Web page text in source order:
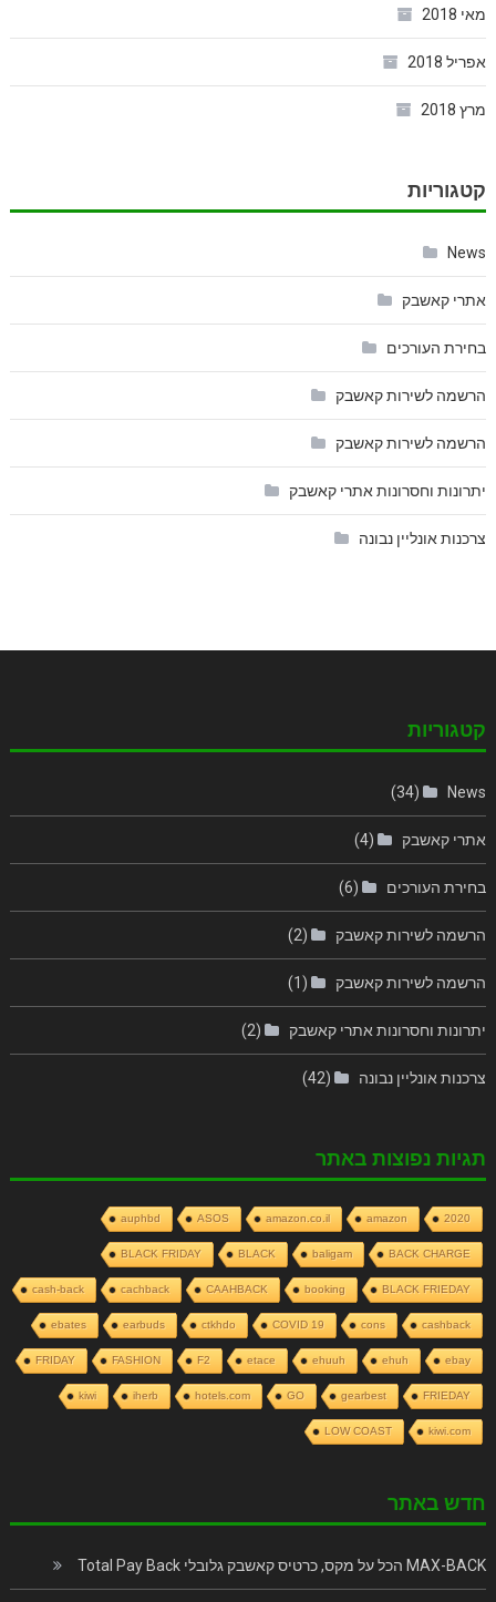
מאי 2018
אפריל 2018
מרץ 2018
קטגוריות
News
אתרי קאשבק
בחירת העורכים
הרשמה לשירות קאשבק
הרשמה לשירות קאשבק
יתרונות וחסרונות אתרי קאשבק
צרכנות אונליין נבונה
קטגוריות
News
(34)
אתרי קאשבק (4)
בחירת העורכים (6)
הרשמה לשירות קאשבק (2)
הרשמה לשירות קאשבק (1)
יתרונות וחסרונות אתרי קאשבק (2)
צרכנות אונליין נבונה (42)
תגיות נפוצות באתר
2020
amazon
amazon.co.il
ASOS
auphbd
BACK CHARGE
baligam
BLACK
BLACK FRIDAY
BLACK FRIEDAY
booking
CAAHBACK
cachback
cash-back
cashback
cons
COVID 19
ctkhdo
earbuds
ebates
ebay
ehuh
ehuuh
etace
F2
FASHION
FRIDAY
FRIEDAY
gearbest
GO
hotels.com
iherb
kiwi
kiwi.com
LOW COAST
חדש באתר
MAX-BACK הכל על מקס, כרטיס קאשבק גלובלי Total Pay Back